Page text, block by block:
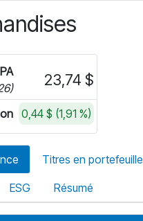
23,74 $
0,44 $ (1,91 %)
Titres en portefeuille
ESG Résumé